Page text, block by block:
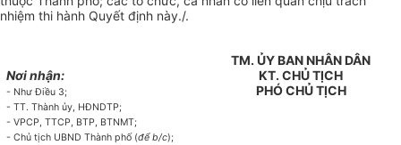
nhiệm thi hành Quyết định này./.
Nơi nhận:
- Như Điều 3;
- TT. Thành ủy, HĐNDTP;
- VPCP, TTCP, BTP, BTNMT;
- Chủ tịch UBND Thành phố (để b/c);
TM. ỦY BAN NHÂN DÂN
KT. CHỦ TỊCH
PHÓ CHỦ TỊCH